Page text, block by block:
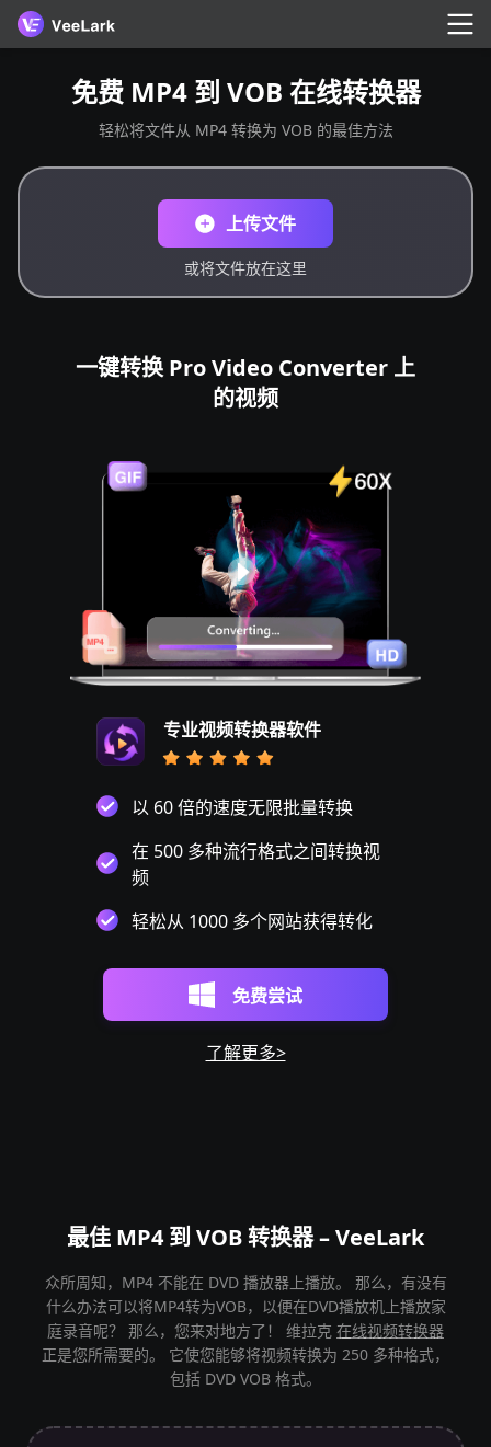
免费 MP4 到 VOB 在线转换器
轻松将文件从 MP4 转换为 VOB 的最佳方法
上传文件
或将文件放在这里
一键转换 Pro Video Converter 上
的视频
专业视频转换器软件
以 60 倍的速度无限批量转换
在 500 多种流行格式之间转换视
频
轻松从 1000 多个网站获得转化
免费尝试
了解更多>
最佳 MP4 到 VOB 转换器 – VeeLark
众所周知，MP4 不能在 DVD 播放器上播放。 那么，有没有
什么办法可以将MP4转为VOB，以便在DVD播放机上播放家
庭录音呢？ 那么，您来对地方了！ 维拉克 在线视频转换器
正是您所需要的。 它使您能够将视频转换为 250 多种格式，
包括 DVD VOB 格式。